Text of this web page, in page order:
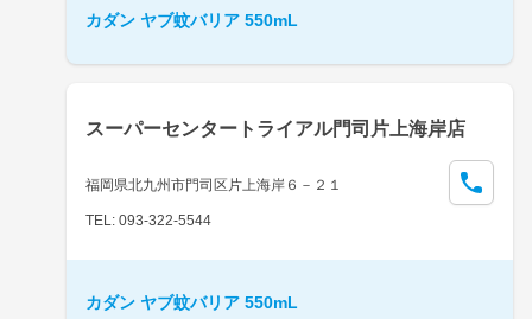
カダン ヤブ蚊バリア 550mL
スーパーセンタートライアル門司片上海岸店
福岡県北九州市門司区片上海岸６－２１
TEL: 093-322-5544
カダン ヤブ蚊バリア 550mL